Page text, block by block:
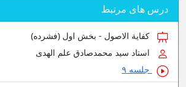
درس های مرتبط
کفایة الاصول - بخش اول (فشرده)
استاد سید محمدصادق علم الهدی
جلسه ۹